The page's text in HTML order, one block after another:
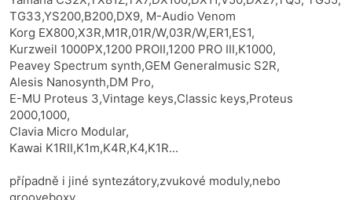
TG33,YS200,B200,DX9, M-Audio Venom
Korg EX800,X3R,M1R,01R/W,03R/W,ER1,ES1,
Kurzweil 1000PX,1200 PROII,1200 PRO III,K1000,
Peavey Spectrum synth,GEM Generalmusic S2R,
Alesis Nanosynth,DM Pro,
E-MU Proteus 3,Vintage keys,Classic keys,Proteus
2000,1000,
Clavia Micro Modular,
Kawai K1RII,K1m,K4R,K4,K1R...
případně i jiné syntezátory,zvukové moduly,nebo